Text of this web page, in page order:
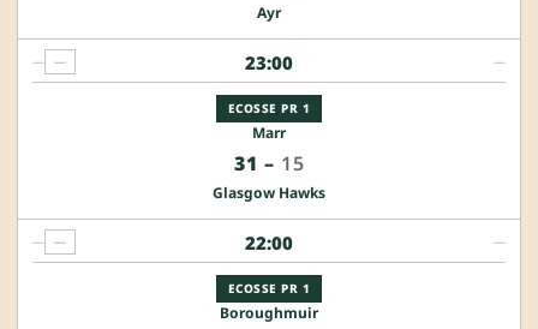
Ayr
23:00
ECOSSE PR 1
Marr
31 – 15
Glasgow Hawks
— — —
22:00
ECOSSE PR 1
Boroughmuir
— — —